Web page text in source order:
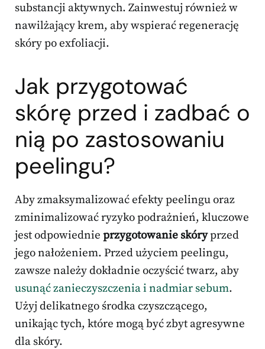
substancji aktywnych. Zainwestuj również w
nawilżający krem, aby wspierać regenerację
skóry po exfoliacji.
Jak przygotować
skórę przed i zadbać o
nią po zastosowaniu
peelingu?
Aby zmaksymalizować efekty peelingu oraz
zminimalizować ryzyko podrażnień, kluczowe
jest odpowiednie przygotowanie skóryprzed
jego nałożeniem. Przed użyciem peelingu,
zawsze należy dokładnie oczyścić twarz, aby
usunąć zanieczyszczenia i nadmiar sebum.
Użyj delikatnego środka czyszczącego,
unikając tych, które mogą być zbyt agresywne
dla skóry.